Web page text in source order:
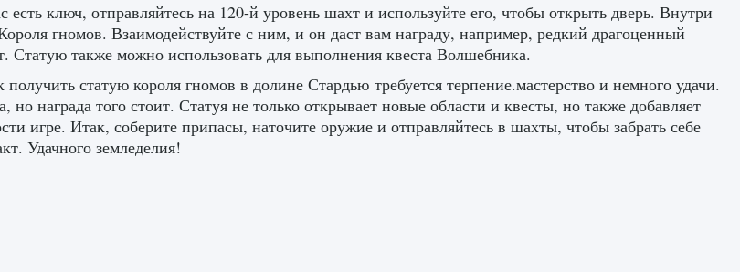
есть ключ, отправляйтесь на 120-й уровень шахт и используйте его, чтобы открыть дверь. Внутри
гномов. Взаимодействуйте с ним, и он даст вам награду, например, редкий драгоценный
Статую также можно использовать для выполнения квеста Волшебника.
статую короля гномов в долине Стардью требуется терпение.мастерство и немного удачи.
но награда того стоит. Статуя не только открывает новые области и квесты, но также добавляет
игре. Итак, соберите припасы, наточите оружие и отправляйтесь в шахты, чтобы забрать себе
Удачного земледелия!